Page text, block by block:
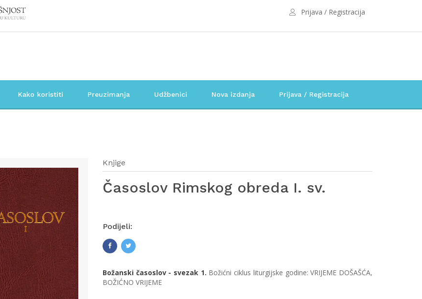
Prijava / Registracija
Kako koristiti Preuzimanja Udžbenici Nova izdanja Prijava / Registracija
Knjige
Časoslov Rimskog obreda I. sv.
Podijeli:
Božanski časoslov - svezak 1. Božićni ciklus liturgijske godine: VRIJEME DOŠAŠĆA,
BOŽIĆNO VRIJEME